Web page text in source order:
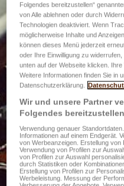
Folgendes bereitzustellen“
von Alle ablehnen oder durch
Technologien deaktiviert. Wenn
möglicherweise Inhalte und
können dieses Menü jederzeit
oder Ihre Einwilligung zu
unten auf der Webseite klicken.
Weitere Informationen finden Sie in
Datenschutzerklärung.
Wir und unsere Partner
Folgendes
Verwendung genauer
Informationen auf einem Endgerät.
von Werbeanzeigen. Erstellung von
Verwendung von Profilen zur
von Profilen zur Auswahl
durch Statistiken oder
Erstellung von Profilen zur
Werbeleistung. Messung der